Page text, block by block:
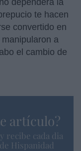
te hacen
convertido en
a
el cambio de
artículo?
recibe cada dia
Hispanidad